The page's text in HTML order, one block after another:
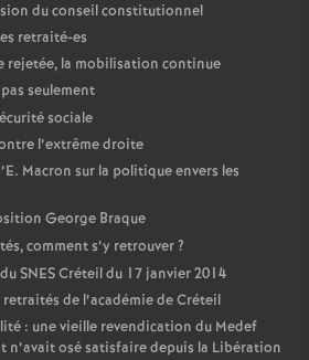
du conseil constitutionnel
retraité-es
rejetée, la mobilisation continue
seulement
sociale
l’extrême droite
Macron sur la politique envers les
George Braque
comment s’y retrouver?
SNESCréteil du 17 janvier 2014
de l’académie de Créteil
: une vieille revendication du Medef
n’avait osé satisfaire depuis la Libération